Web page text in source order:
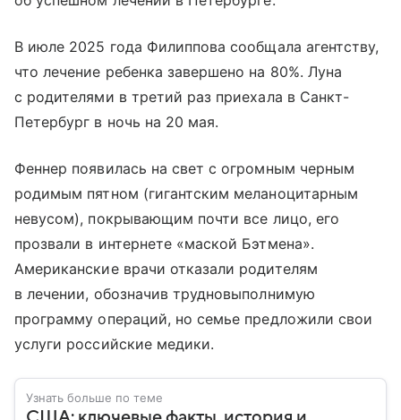
В июле 2025 года Филиппова сообщала агентству,
что лечение ребенка завершено на 80%. Луна
с родителями в третий раз приехала в Санкт-
Петербург в ночь на 20 мая.
Феннер появилась на свет с огромным черным
родимым пятном (гигантским меланоцитарным
невусом), покрывающим почти все лицо, его
прозвали в интернете «маской Бэтмена».
Американские врачи отказали родителям
в лечении, обозначив трудновыполнимую
программу операций, но семье предложили свои
услуги российские медики.
Узнать больше по теме